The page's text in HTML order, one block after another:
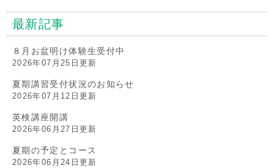
最新記事
８月お盆明け体験生受付中
2026年07月25日更新
夏期講習受付状況のお知らせ
2026年07月12日更新
英検講座開講
2026年06月27日更新
夏期の予定とコース
2026年06月24日更新